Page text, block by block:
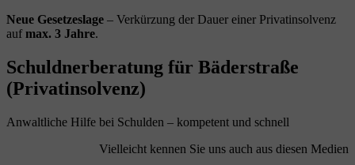
Neue Gesetzeslage – Verkürzung der Dauer einer Privatinsolvenz
aufmax. 3 Jahre.
Schuldnerberatung für Bäderstraße
(Privatinsolvenz)
Anwaltliche Hilfe bei Schulden – kompetent und schnell
Vielleicht kennen Sie uns auch aus diesen Medien